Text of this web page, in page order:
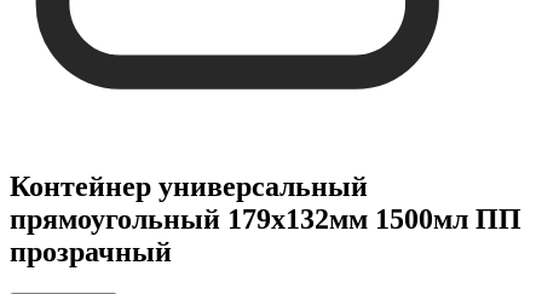
Контейнер универсальный
прямоугольный 179х132мм 1500мл ПП
прозрачный